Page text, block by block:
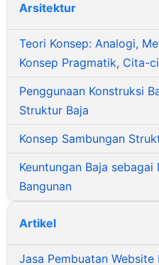
Arsitektur
Teori Konsep: Analogi,
Konsep Pragmatik, Cita-
Penggunaan Konstruksi
Struktur Baja
Konsep Sambungan
Keuntungan Baja
Bangunan
Artikel
Jasa Pembuatan